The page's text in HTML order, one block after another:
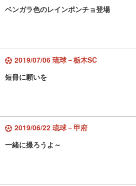
ベンガラ色のレインポンチョ登場
2019/07/06 琉球－栃木SC
短冊に願いを
2019/06/22 琉球－甲府
一緒に撮ろうよ～